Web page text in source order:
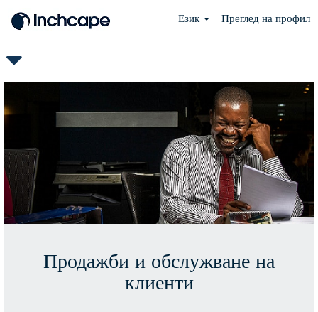
Език Преглед на профил
Sales
&
Support
Продажби и обслужване на
клиенти